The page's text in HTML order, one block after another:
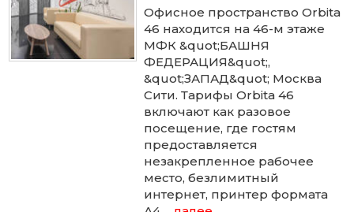
Офисное пространство Orbita
46 находится на 46-м этаже
МФК &quot;БАШНЯ
ФЕДЕРАЦИЯ&quot;,
&quot;ЗАПАД&quot; Москва
Сити. Тарифы Orbita 46
включают как разовое
посещение, где гостям
предоставляется
незакрепленное рабочее
место, безлимитный
интернет, принтер формата